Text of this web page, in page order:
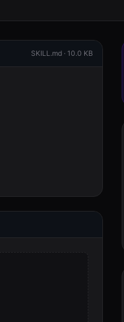
SKILL.md · 10.0 KB